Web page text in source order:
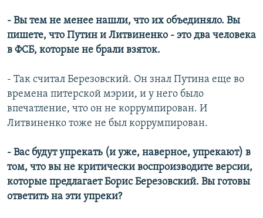
- Вы тем не менее нашли, что их объединяло. Вы
пишете, что Путин и Литвиненко - это два человека
в ФСБ, которые не брали взяток.
- Так считал Березовский. Он знал Путина еще во
времена питерской мэрии, и у него было
впечатление, что он не коррумпирован. И
Литвиненко тоже не был коррумпирован.
- Вас будут упрекать (и уже, наверное, упрекают) в
том, что вы не критически воспроизводите версии,
которые предлагает Борис Березовский. Вы готовы
ответить на эти упреки?